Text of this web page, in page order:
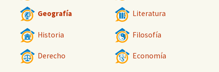
Geografía Literatura
Historia Filosofía
Derecho Economía